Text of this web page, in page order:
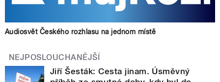
Audiosvět Českého rozhlasu na jednom místě
NEJPOSLOUCHANĚJŠÍ
Jiří Šesták: Cesta jinam. Úsměvný